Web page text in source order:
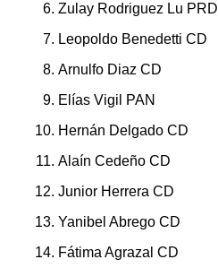
Zulay Rodriguez Lu PRD
Leopoldo Benedetti CD
Arnulfo Diaz CD
Elías Vigil PAN
Hernán Delgado CD
Alaín Cedeño CD
Junior Herrera CD
Yanibel Abrego CD
Fátima Agrazal CD